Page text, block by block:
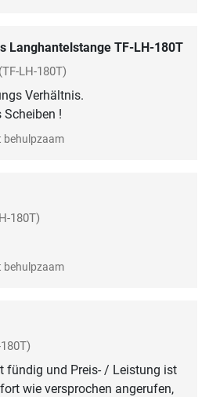
Langhantelstange TF-LH-180T
(TF-LH-180T)
Verhältnis.
!
behulpzaam
180T)
behulpzaam
fündig und Preis- / Leistung ist
wie versprochen angerufen,